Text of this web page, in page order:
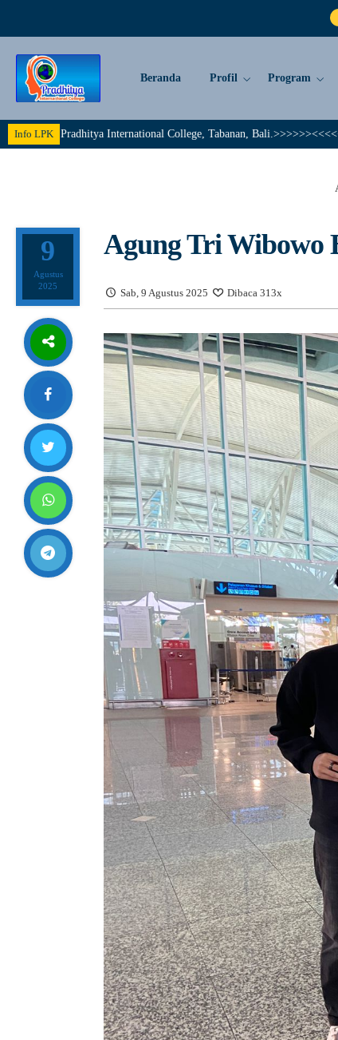
Beranda Profil Program
Info LPKInternational College, Tabanan, Bali.>>>>>><<<<< Together
9
Agustus
2025
Agung Tri Wibowo
Sab, 9 Agustus 2025 Dibaca 313x